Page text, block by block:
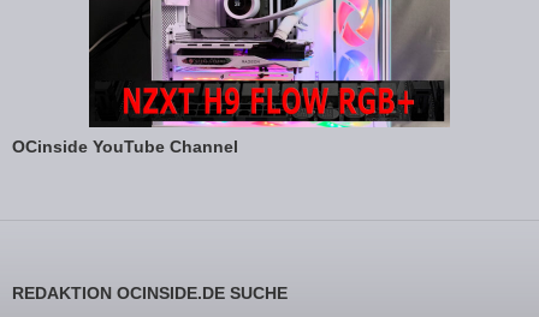
OCinside YouTube Channel
REDAKTION OCINSIDE.DE SUCHE